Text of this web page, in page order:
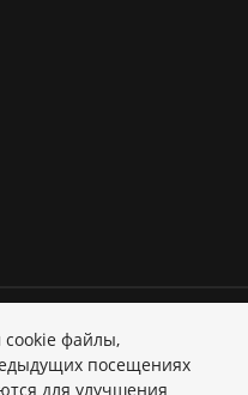
файлы,
посещениях
для улучшения